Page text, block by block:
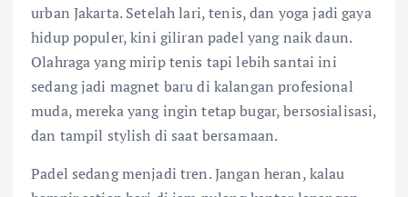
urban Jakarta. Setelah lari, tenis, dan yoga jadi gaya
hidup populer, kini giliran padel yang naik daun.
Olahraga yang mirip tenis tapi lebih santai ini
sedang jadi magnet baru di kalangan profesional
muda, mereka yang ingin tetap bugar, bersosialisasi,
dan tampil stylish di saat bersamaan.
Padel sedang menjadi tren. Jangan heran, kalau